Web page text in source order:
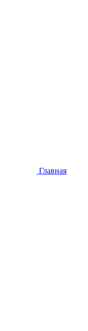
Главная